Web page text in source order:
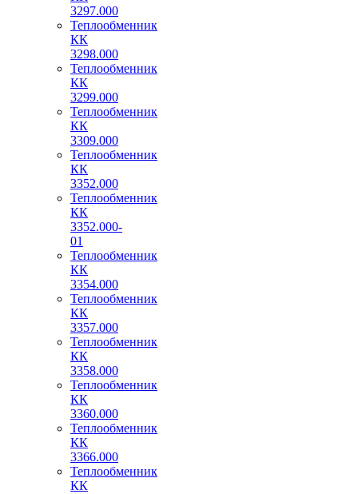
3297.000
Теплообменник
КК
3298.000
Теплообменник
КК
3299.000
Теплообменник
КК
3309.000
Теплообменник
КК
3352.000
Теплообменник
КК
3352.000-
01
Теплообменник
КК
3354.000
Теплообменник
КК
3357.000
Теплообменник
КК
3358.000
Теплообменник
КК
3360.000
Теплообменник
КК
3366.000
Теплообменник
КК